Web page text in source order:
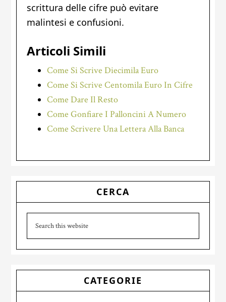
scrittura delle cifre può evitare
malintesi e confusioni.
Articoli Simili
Come Si Scrive Diecimila Euro
Come Si Scrive Centomila Euro In Cifre
Come Dare Il Resto
Come Gonfiare I Palloncini A Numero
Come Scrivere Una Lettera Alla Banca
Primary
Sidebar
CERCA
this
CATEGORIE